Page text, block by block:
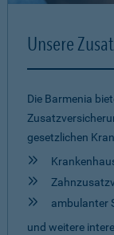
Unsere
Die Barmenia
gesetzlichen
ambulanter
und weitere